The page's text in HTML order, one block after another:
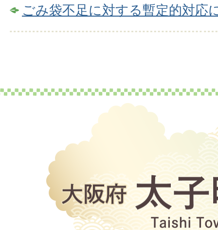
ごみ袋不足に対する暫定的対応